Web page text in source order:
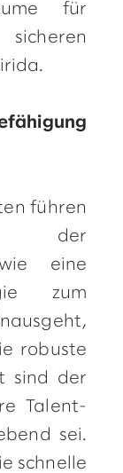
für
führen
der
eine
zum
robuste
sind der
Talent-
sei.
schnelle